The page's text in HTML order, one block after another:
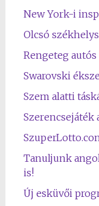
New York-i
Olcsó
Rengeteg
Swarovski
Szem alatti
Szerencsejáték
Tanuljunk
is!
Új esküvői